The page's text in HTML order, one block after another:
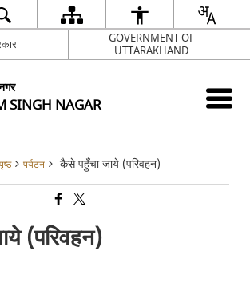
GOVERNMENT OF
UTTARAKHAND
SINGH NAGAR
पर्यटन कैसे पहुँचा जाये (परिवहन)
(परिवहन)